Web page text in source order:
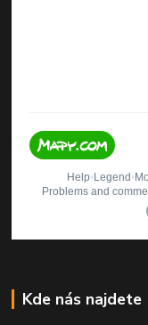
Kde nás najdete